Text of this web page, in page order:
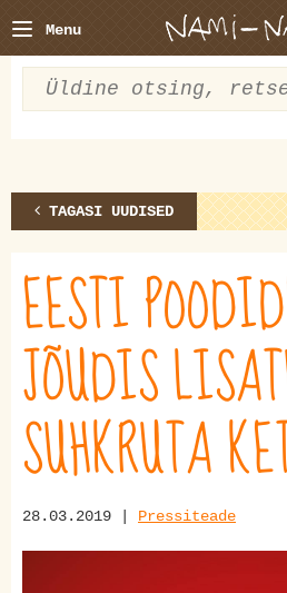
Menu
TAGASI UUDISED
EESTI
JÕUDIS
SUHKRUTA
28.03.2019 | Pressiteade